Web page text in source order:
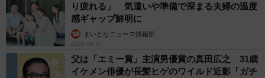
り疲れる」 気遣いや準備で深まる夫婦の温度
感ギャップ鮮明に
まいどなニュース情報部
2026.08.07
父は「エミー賞」主演男優賞の真田広之 31歳
イケメン俳優が長髪ヒゲのワイルド近影「ガチ